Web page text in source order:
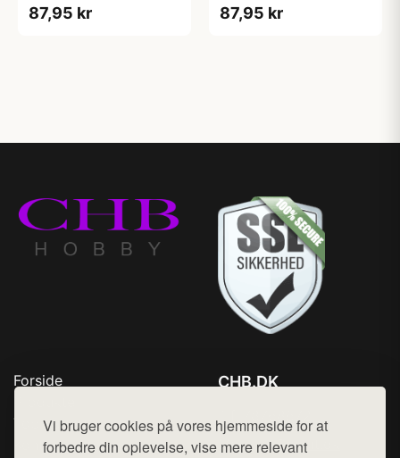
Vi bruger cookies på vores hjemmeside for at
forbedre din oplevelse, vise mere relevant
87,95 kr 87,95 kr
Forside
Top Rabatter
Kontakt
CHB.DK
Mail: hej@want.dk